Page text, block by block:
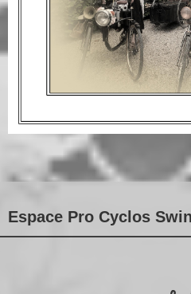
Espace Pro Cyclos